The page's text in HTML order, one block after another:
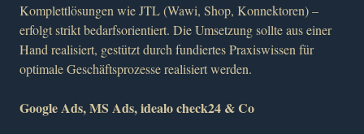
Komplettlösungen wie JTL (Wawi, Shop, Konnektoren) –
erfolgt strikt bedarfsorientiert. Die Umsetzung sollte aus einer
Hand realisiert, gestützt durch fundiertes Praxiswissen für
optimale Geschäftsprozesse realisiert werden.
Google Ads, MS Ads, idealo check24 & Co